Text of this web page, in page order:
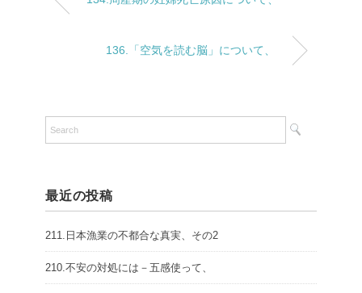
136.「空気を読む脳」について、
最近の投稿
211.日本漁業の不都合な真実、その2
210.不安の対処には－五感使って、